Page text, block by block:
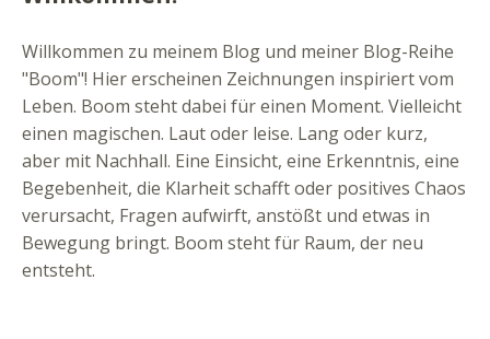
Willkommen zu meinem Blog und meiner Blog-Reihe
"Boom"! Hier erscheinen Zeichnungen inspiriert vom
Leben. Boom steht dabei für einen Moment. Vielleicht
einen magischen. Laut oder leise. Lang oder kurz,
aber mit Nachhall. Eine Einsicht, eine Erkenntnis, eine
Begebenheit, die Klarheit schafft oder positives Chaos
verursacht, Fragen aufwirft, anstößt und etwas in
Bewegung bringt. Boom steht für Raum, der neu
entsteht.